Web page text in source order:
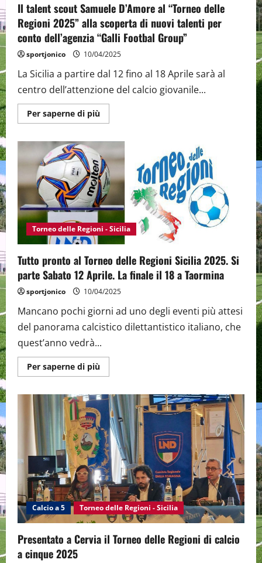
Il talent scout Samuele D’Amore al “Torneo delle
Regioni 2025” alla scoperta di nuovi talenti per
conto dell’agenzia “Galli Footbal Group”
sportjonico 10/04/2025
La Sicilia a partire dal 12 fino al 18 Aprile sarà al
centro dell’attenzione del calcio giovanile...
Per saperne di piùMaggiori
informazioni
talent
scout
Samuele
D’Amore
al
“Torneo
delle
Regioni
2025”
alla
scoperta
di
nuovi
per
conto
dell’agenzia
Footbal
Torneo delle Regioni - Sicilia
Tutto pronto al Torneo delle Regioni Sicilia 2025. Si
parte Sabato 12 Aprile. La finale il 18 a Taormina
sportjonico 10/04/2025
Mancano pochi giorni ad uno degli eventi più attesi
del panorama calcistico dilettantistico italiano, che
quest’anno vedrà...
Per saperne di piùMaggiori
informazioni
pronto
Torneo
delle
Regioni
Sicilia
2025.
Si
parte
Sabato
12
Aprile.
La
finale
il
18
Taormina
Calcio a 5 Torneo delle Regioni - Sicilia
Presentato a Cervia il Torneo delle Regioni di calcio
a cinque 2025